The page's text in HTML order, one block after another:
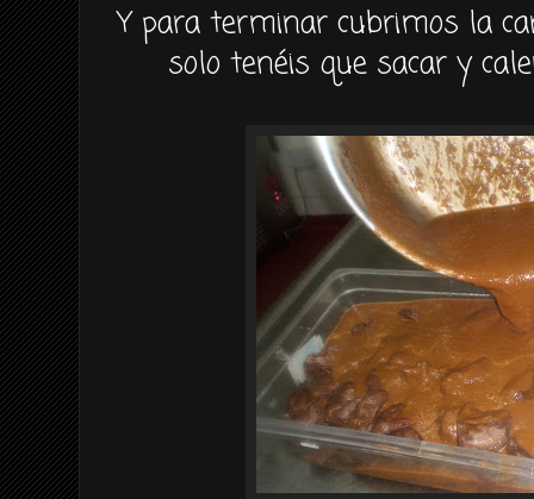
Y para terminar cubrimos la
solo tenéis que sacar y